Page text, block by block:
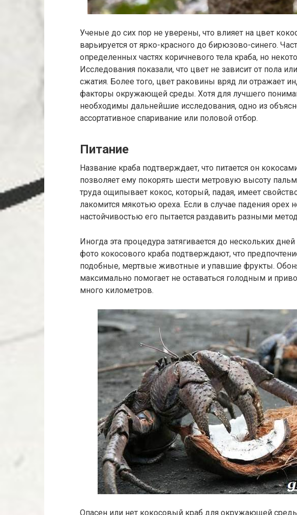
Ученые до сих пор не уверены, что влияет на цвет
варьируется от ярко-красного до бирюзово-синего.
определенных частях коричневого тела краба, но
Исследования показали, что цвет не зависит от пола
сжатия. Более того, цвет раковины вряд ли отражает
факторы окружающей среды. Хотя для лучшего
необходимы дальнейшие исследования, одно из
ассортативное спаривание или половой отбор.
Питание
Название краба подтверждает, что питается он
позволяет ему покорять шести метровую высоту
труда ощипывает кокос, который, падая, имеет
лакомится мякотью ореха. Если в случае падения орех
настойчивостью его пытается раздавить разными
Иногда эта процедура затягивается до нескольких
фото кокосового краба подтверждают, что
подобные, мертвые животные и упавшие фрукты.
максимально помогает не оставаться голодным и
много километров.
Опасен или нет кокосовый краб для окружающей